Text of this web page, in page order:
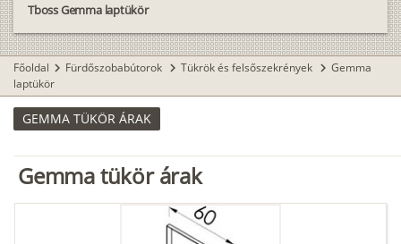
Tboss Gemma laptükör
Főoldal chevron_right Fürdőszobabútorok chevron_right Tükrök és felsőszekrények chevron_right Gemma
laptükör
GEMMA TÜKÖR ÁRAK
Gemma tükör árak